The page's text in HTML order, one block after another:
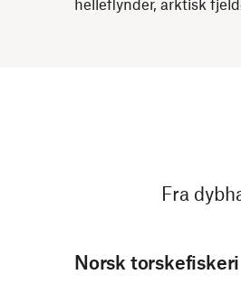
helleflynder, arktisk
Fra
Norsk torskefiskeri